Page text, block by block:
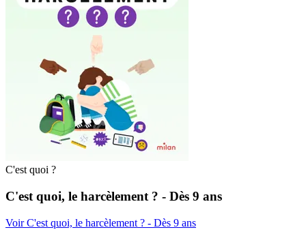
C'est quoi ?
C'est quoi, le harcèlement ? - Dès 9 ans
Voir C'est quoi, le harcèlement ? - Dès 9 ans